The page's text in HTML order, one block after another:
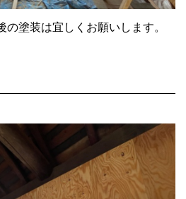
塗装は宜しくお願いします。